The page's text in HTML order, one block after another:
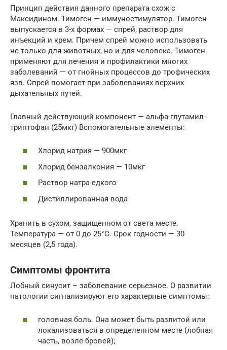
Принцип действия данного препарата схож с
Максидином. Тимоген — иммуностимулятор. Тимоген
выпускается в 3-х формах — спрей, раствор для
инъекций и крем. Причем спрей можно использовать
не только для животных, но и для человека. Тимоген
применяют для лечения и профилактики многих
заболеваний — от гнойных процессов до трофических
язв. Спрей помогает при заболеваниях верхних
дыхательных путей.
Главный действующий компонент — альфа-глутамил-
триптофан (25мкг) Вспомогательные элементы:
Хлорид натрия — 900мкг
Хлорид бензалкония — 10мкг
Раствор натра едкого
Дистиллированная вода
Хранить в сухом, защищенном от света месте.
Температура — от 0 до 25°С. Срок годности — 30
месяцев (2,5 года).
Симптомы фронтита
Лобный синусит – заболевание серьезное. О развитии
патологии сигнализируют его характерные симптомы:
головная боль. Она может быть разлитой или
локализоваться в определенном месте (лобная
часть, возле бровей);